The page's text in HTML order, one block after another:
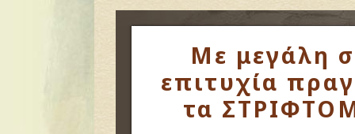
Με μεγάλη
επιτυχία
τα